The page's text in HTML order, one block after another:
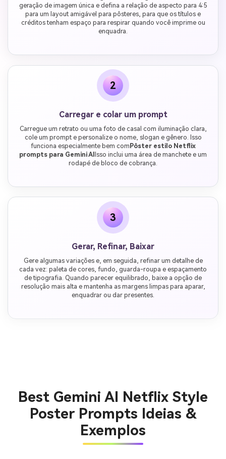
geração de imagem única e defina a relação de aspecto para 4:5
para um layout amigável para pôsteres, para que os títulos e
créditos tenham espaço para respirar quando você imprime ou
enquadra.
2
Carregar e colar um prompt
Carregue um retrato ou uma foto de casal com iluminação clara,
cole um prompt e personalize o nome, slogan e gênero. Isso
funciona especialmente bem com Pôster estilo Netflix
prompts para Gemini AI Isso inclui uma área de manchete e um
rodapé de bloco de cobrança.
3
Gerar, Refinar, Baixar
Gere algumas variações e, em seguida, refinar um detalhe de
cada vez: paleta de cores, fundo, guarda-roupa e espaçamento
de tipografia. Quando parecer equilibrado, baixe a opção de
resolução mais alta e mantenha as margens limpas para aparar,
enquadrar ou dar presentes.
Best Gemini AI Netflix Style
Poster Prompts Ideias &
Exemplos